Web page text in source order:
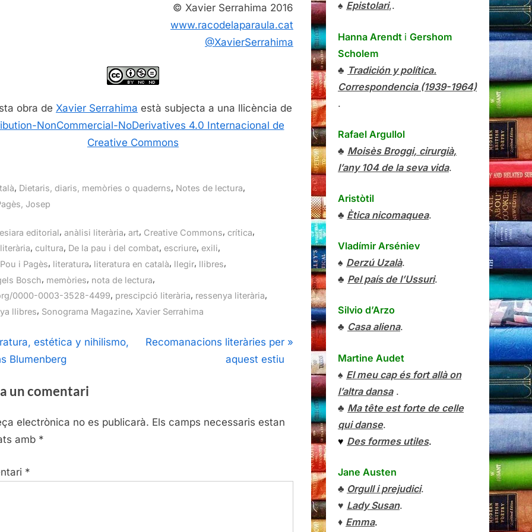
© Xavier Serrahima 2016
www.racodelaparaula.cat
@XavierSerrahima
obra de Xavier Serrahima està subjecta a una llicència de
NonCommercial-NoDerivatives 4.0 Internacional de
Creative Commons
, Dietaris, diaris, memòries o quaderns, Notes de lectura,
Josep
editorial, anàlisi literària, art, Creative Commons, crítica,
, cultura, De la pau i del combat, escriure, exili,
i Pagès, literatura, literatura en català, llegir, llibres,
Bosch, memòries, nota de lectura,
0000-0003-3528-4499, prescipció literària, ressenya literària,
llibres, Sonograma Magazine, Xavier Serrahima
estética y nihilismo,
Blumenberg
N
o
:
Recomanacions literàries per
aquest estiu
un comentari
electrònica no es publicarà. Els camps necessaris estan
amb *
*
♠ Epistolari,.
Hanna Arendt i Gershom
Scholem
♣ Tradición y política.
Correspondencia (1939-1964)
.
Rafael Argullol
♣ Moisès Broggi, cirurgià,
l’any 104 de la seva vida.
Aristòtil
♣ Ètica nicomaquea.
Vladímir Arséniev
♠ Derzú Uzalà.
♣ Pel país de l’Ussuri.
Silvio d’Arzo
♣ Casa aliena.
Martine Audet
♠ El meu cap és fort allà on
l’altra dansa.
♣ Ma tête est forte de celle
qui danse.
♥ Des formes utiles.
Jane Austen
♣ Orgull i prejudici.
♥ Lady Susan.
♦ Emma.